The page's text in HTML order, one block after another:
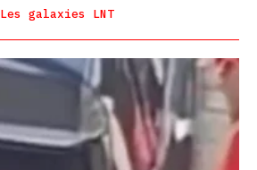
Les galaxies LNT